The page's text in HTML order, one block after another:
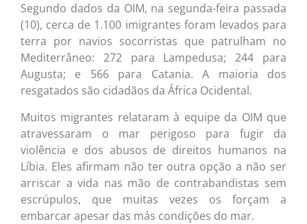
Segundo dados da OIM, na segunda-feira passada
(10), cerca de 1.100 imigrantes foram levados para
terra por navios socorristas que patrulham no
Mediterrâneo: 272 para Lampedusa; 244 para
Augusta; e 566 para Catania. A maioria dos
resgatados são cidadãos da África Ocidental.
Muitos migrantes relataram à equipe da OIM que
atravessaram o mar perigoso para fugir da
violência e dos abusos de direitos humanos na
Líbia. Eles afirmam não ter outra opção a não ser
arriscar a vida nas mão de contrabandistas sem
escrúpulos, que muitas vezes os forçam a
embarcar apesar das más condições do mar.